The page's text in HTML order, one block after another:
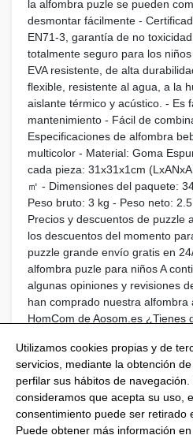
la alfombra puzle se pueden
desmontar fácilmente -
EN71-3, garantía de no
totalmente seguro para los
EVA resistente, de alta
flexible, resistente al agua, a la
aislante térmico y acústico. - Es
mantenimiento - Fácil de
Especificaciones de alfombra
multicolor - Material: Goma
cada pieza: 31x31x1cm
㎡ - Dimensiones del paquete:
Peso bruto: 3 kg - Peso neto:
Precios y descuentos de puzzle
los descuentos del momento
puzzle grande envío gratis en
alfombra puzle para niños A
algunas opiniones y revisiones
han comprado nuestra alfombra
HomCom de Aosom.es ¿Tienes
Utilizamos cookies propias y de
servicios, mediante la obtención
perfilar sus hábitos de navegación.
consideramos que acepta su uso,
consentimiento puede ser retirado
Puede obtener más información en